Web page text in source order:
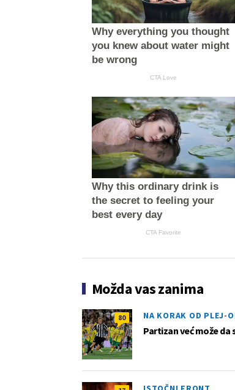
Why everything you thought
you knew about water might
be wrong
CTA Love
Why this ordinary drink is
the secret to feeling your
best every day
CTA Favorite
Možda vas zanima
80 NA KORAK OD PLEJ-
Partizan već može